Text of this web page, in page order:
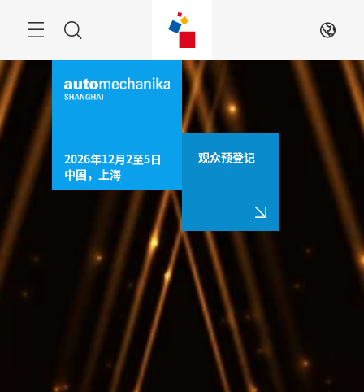
菜
ZH
2026年12月2至5日
中国，上海
观众预登记